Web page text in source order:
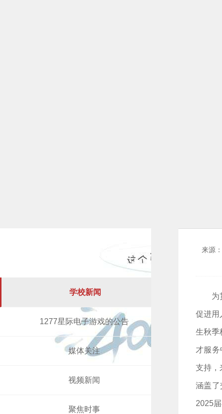
学校新闻
1277星际电子游戏的公告
媒体关注
视频新闻
聚焦时事
来源
为
促进用
生秋季
才服
支持，
涵盖了
2025